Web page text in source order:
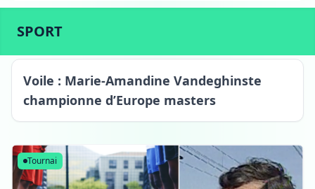
SPORT
Voile : Marie-Amandine Vandeghinste
championne d’Europe masters
Tournai